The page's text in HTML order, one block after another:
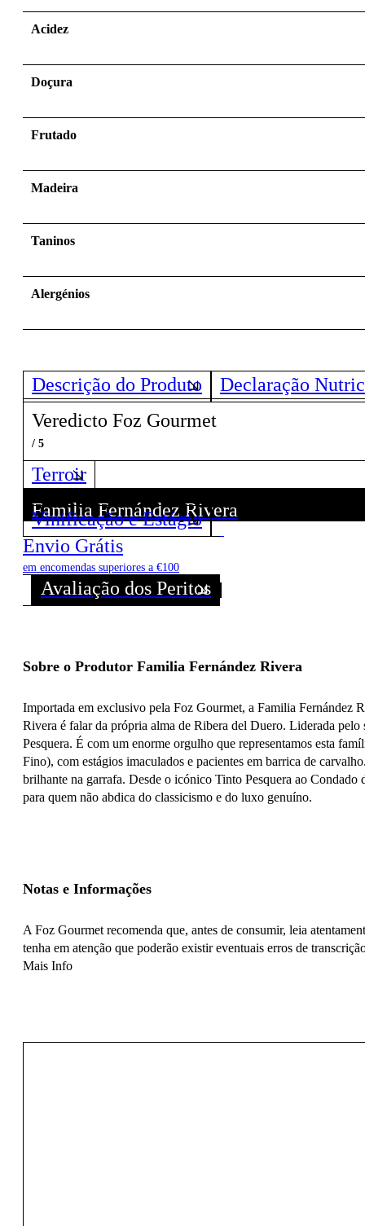
Acidez
Doçura
Frutado
Madeira
Taninos
Alergénios
Descrição do Produto
Declaração
Veredicto Foz Gourmet
/ 5
Terroir
Familia Fernández Rivera
Descubra todos os Vinhos deste Produtor!
Vinificação e Estágio
Envio Grátis
em encomendas superiores a €100
Avaliação dos Peritos
Sobre o Produtor Familia Fernández Rivera
Importada em exclusivo pela Foz Gourmet, a Familia Fernández
Rivera é falar da própria alma de Ribera del Duero. Liderada
Pesquera. É com um enorme orgulho que representamos esta
Fino), com estágios imaculados e pacientes em barrica de
brilhante na garrafa. Desde o icónico Tinto Pesquera ao
para quem não abdica do classicismo e do luxo genuíno.
Notas e Informações
A Foz Gourmet recomenda que, antes de consumir, leia
tenha em atenção que poderão existir eventuais erros de
Mais Info